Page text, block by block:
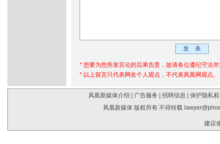
* 您要为您所发言论的后果负责，故请各位遵纪守法
* 以上留言只代表网友个人观点，不代表凤凰网观点。
凤凰新媒体介绍 广告服务 招聘信息 保护隐私权
凤凰新媒体 版权所有 不得转载
建议